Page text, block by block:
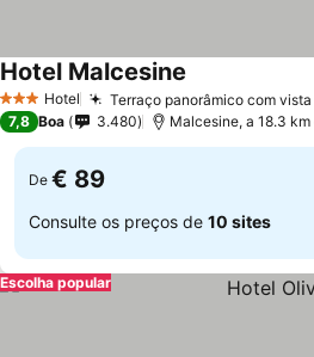
3 EstrelasHotel Terraço panorâmico com
Hotel Malcesine
7,8 Boa 3.480 Malcesine, a 18.3
De € 89
Consulte os preços de 10 sites
Escolha popular